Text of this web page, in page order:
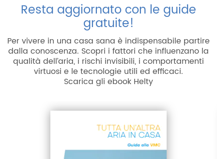
Resta aggiornato con le guide
gratuite!
Per vivere in una casa sana è indispensabile partire
dalla conoscenza. Scopri i fattori che influenzano la
qualità dell’aria, i rischi invisibili, i comportamenti
virtuosi e le tecnologie utili ed efficaci.
Scarica gli ebook Helty